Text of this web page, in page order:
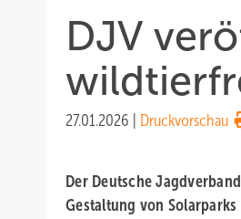
DJV
27.01.2026 Druckvorschau
Der Deutsche
Gestaltung von